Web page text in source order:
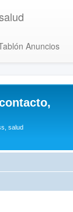
Anuncios
salud